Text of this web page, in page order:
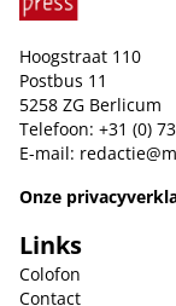
Hoogstraat 110
Postbus 11
5258 ZG Berlicum
Telefoon: +31 (0)
E-mail:
Onze
Links
Colofon
Contact